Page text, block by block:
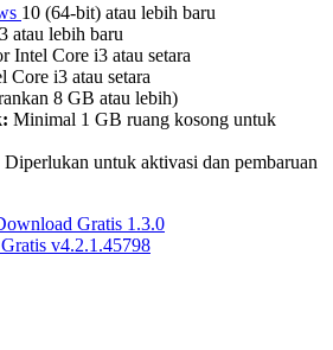
10 (64-bit) atau lebih baru
atau lebih baru
Intel Core i3 atau setara
Core i3 atau setara
8 GB atau lebih)
Minimal 1 GB ruang kosong untuk
Diperlukan untuk aktivasi dan pembaruan
Gratis 1.3.0
v4.2.1.45798